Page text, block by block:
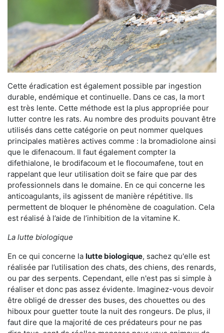
Cette éradication est également possible par ingestion
durable, endémique et continuelle. Dans ce cas, la mort
est très lente. Cette méthode est la plus appropriée pour
lutter contre les rats. Au nombre des produits pouvant être
utilisés dans cette catégorie on peut nommer quelques
principales matières actives comme : la bromadiolone ainsi
que le difenacoum. Il faut également compter la
difethialone, le brodifacoum et le flocoumafene, tout en
rappelant que leur utilisation doit se faire que par des
professionnels dans le domaine. En ce qui concerne les
anticoagulants, ils agissent de manière répétitive. Ils
permettent de bloquer le phénomène de coagulation. Cela
est réalisé à l’aide de l’inhibition de la vitamine K.
La lutte biologique
En ce qui concerne la lutte biologique, sachez qu'elle est
réalisée par l’utilisation des chats, des chiens, des renards,
ou par des serpents. Cependant, elle n'est pas si simple à
réaliser et donc pas assez évidente. Imaginez-vous devoir
être obligé de dresser des buses, des chouettes ou des
hiboux pour guetter toute la nuit des rongeurs. De plus, il
faut dire que la majorité de ces prédateurs pour ne pas